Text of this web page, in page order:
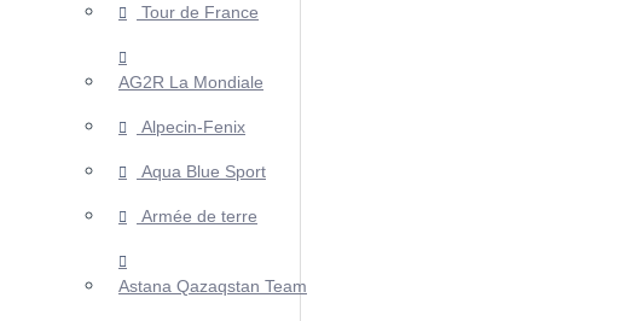
Tour de France
AG2R La Mondiale
Alpecin-Fenix
Aqua Blue Sport
Armée de terre
Astana Qazaqstan Team